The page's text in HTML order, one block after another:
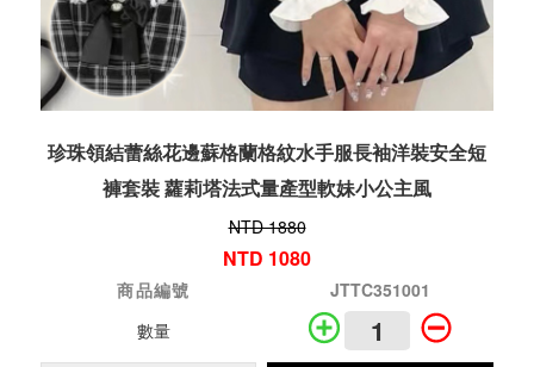
珍珠領結蕾絲花邊蘇格蘭格紋水手服長袖洋裝安全短
褲套裝 蘿莉塔法式量產型軟妹小公主風
NTD 1880
NTD 1080
商品編號
JTTC351001
數量